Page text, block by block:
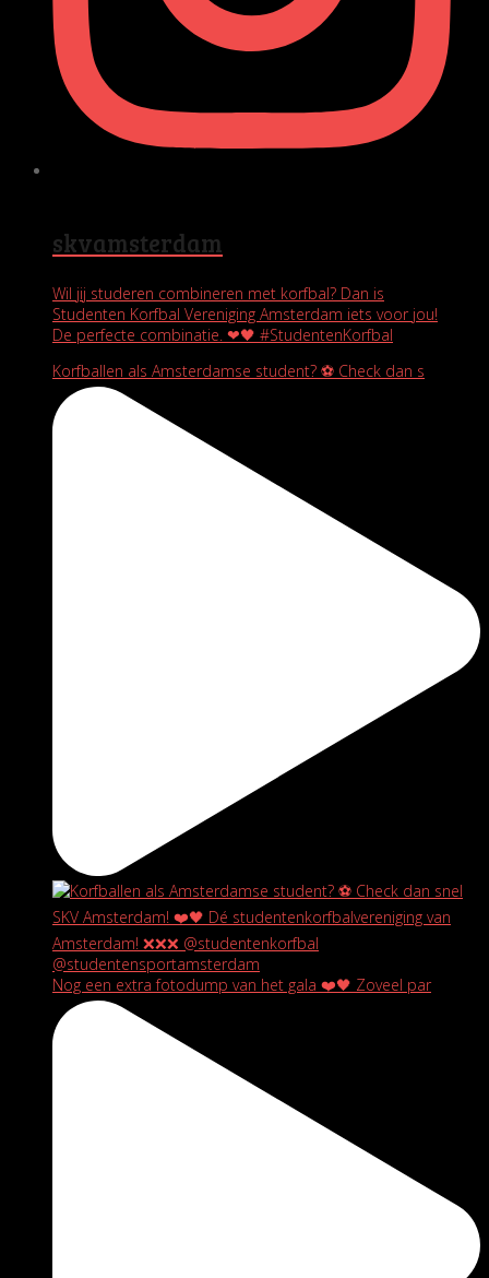
skvamsterdam
Wil jij studeren combineren met korfbal? Dan is
Studenten Korfbal Vereniging Amsterdam iets voor jou!
De perfecte combinatie. ❤🖤 #StudentenKorfbal
Korfballen als Amsterdamse student? ⚽️ Check dan s
Nog een extra fotodump van het gala ❤️🖤 Zoveel par